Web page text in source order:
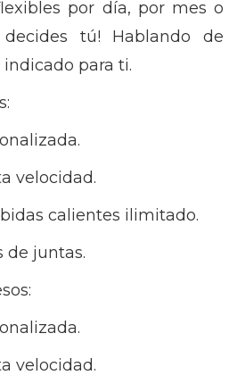
por día, por mes o
tú! Hablando de
para ti.
velocidad.
calientes ilimitado.
juntas.
velocidad.